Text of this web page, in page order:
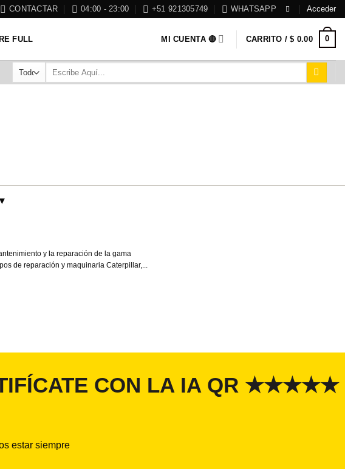
CONTACTAR 04:00 - 23:00 +51 921305749 WHATSAPP Acceder
FULL MI CUENTA 🔴 CARRITO /$ 0.00 0
y la reparación de la gama
de reparación y maquinaria Caterpillar,...
CON LA IA QR ★★★★★
estar siempre